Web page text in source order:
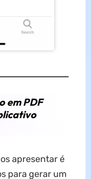
em PDF
apresentar é
para gerar um